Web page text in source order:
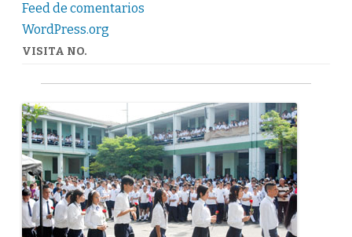
Feed de comentarios
WordPress.org
VISITA NO.